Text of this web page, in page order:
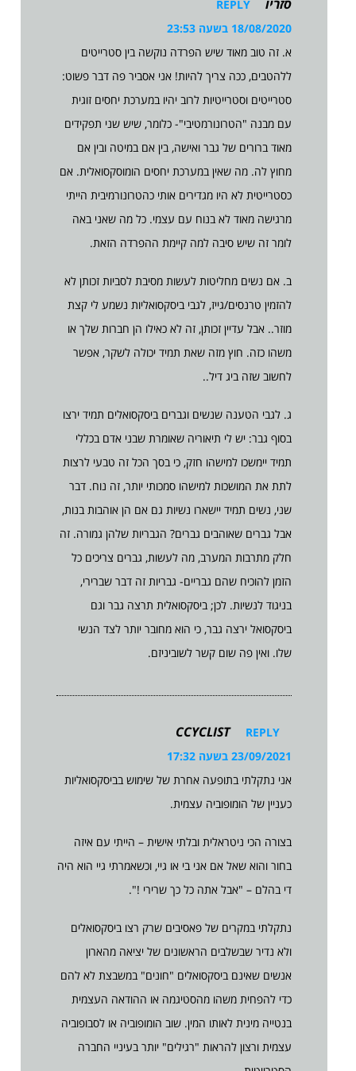
סזריו
REPLY
18/08/2020 בשעה 23:53
א. זה טוב מאוד שיש הפרדה נוקשה בין סטרייטים
ללהטבים, ככה צריך להיות! אני אסביר פה דבר פשוט:
סטרייטים וסטרייטיות לרוב יהיו במערכת יחסים זוגית
עם מבנה "הטרונורמטיבי"- כלומר, שיש שני תפקידים
מאוד ברורים של גבר ואישה, בין אם במיטה ובין אם
מחוץ לה. מה שאין במערכת יחסים הומוסקסואלית. אם
כסטרייטית לא היו מגדירים אותי כהטרונורמיבית הייתי
מרגישה מאוד לא בנוח עם עצמי. כל מה שאני באה
לומר זה שיש סיבה למה קיימת ההפרדה הזאת.
ב. אם נשים מחליטות לעשות מסיבת לסביות זכותן לא
להזמין טרנסים/גייז, לגבי ביסקסואליות נשמע לי קצת
מוזר.. אבל עדיין זכותן, זה לא כאילו הן חברות שלך או
משהו כזה. חוץ מזה שאת תמיד יכולה לשקר, אפשר
לחשוב שזה ביג דיל..
ג. לגבי הטענה שנשים וגברים ביסקסואלים תמיד ירצו
בסוף גבר: יש לי תיאוריה שאומרת שבני אדם בכללי
תמיד יימשכו למישהו חזק, כי בסך הכל זה טבעי לרצות
לתת את המושכות למישהו סמכותי יותר, זה נוח. דבר
שני, נשים תמיד יישארו נשיות גם אם הן אוהבות בנות,
אבל גברים שאוהבים גברים? הגבריות שלהן גמורה. זה
חלק מתרבות המערב, מה לעשות, גברים צריכים כל
הזמן להוכיח שהם גבריים- גבריות זה דבר שברירי,
בניגוד לנשיות. לכן; ביסקסואלית תרצה גבר וגם
ביסקסואל ירצה גבר, כי הוא מחובר יותר לצד הנשי
שלו. ואין פה שום קשר לשוביניזם.
CCYCLIST
REPLY
23/09/2021 בשעה 17:32
אני נתקלתי בתופעה אחרת של שימוש בביסקסואליות
כעניין של הומופוביה עצמית.
בצורה הכי ניטראלית ובלתי אישית – הייתי עם איזה
בחור והוא שאל אם אני בי או גיי, וכשאמרתי גיי הוא היה
די בהלם – "אבל אתה כל כך שרירי !".
נתקלתי במקרים של פאסיבים שרק רצו ביסקסואלים
ולא נדיר שבשלבים הראשונים של יציאה מהארון
אנשים שאינם ביסקסואלים "חונים" במשבצת לא להם
כדי להפחית משהו מהסטיגמה או ההודאה העצמית
בנטייה מינית לאותו המין. שוב הומופוביה או לסבופוביה
עצמית ורצון להראות "רגילים" יותר בעיניי החברה